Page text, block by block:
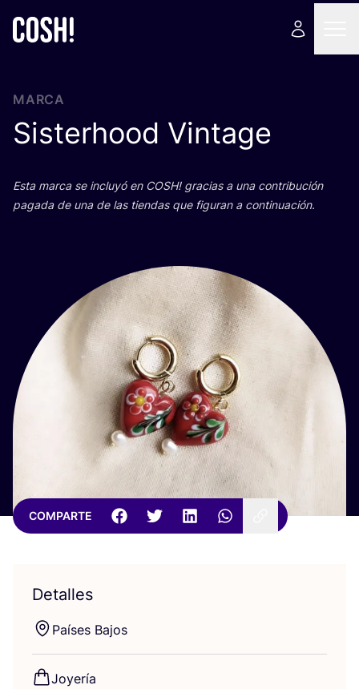
MARCA
Sisterhood Vintage
Esta mar­ca se inclu­yó en COSH! gra­cias a una con­tri­bu­ción
paga­da de una de las tien­das que figu­ran a continuación.
COMPARTE
Detalles
Paí­ses Bajos
Joye­ría